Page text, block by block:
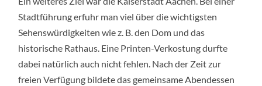
Stadtführung erfuhr man viel über die wichtigsten
Sehenswürdigkeiten wie z. B. den Dom und das
historische Rathaus. Eine Printen-Verkostung durfte
dabei natürlich auch nicht fehlen. Nach der Zeit zur
freien Verfügung bildete das gemeinsame Abendessen